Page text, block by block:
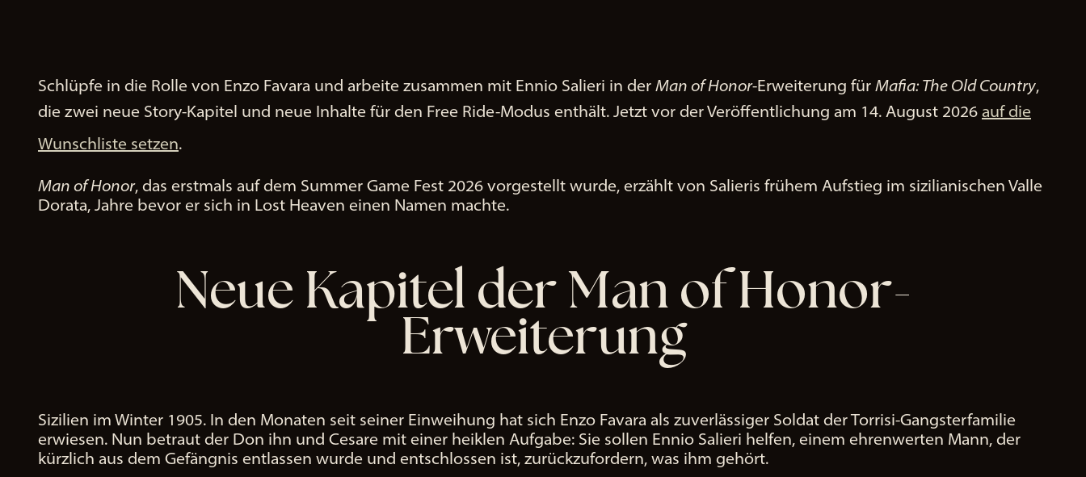
A
c
e
t
&
"Sp
iele
n"
Schlüpfe in die Rolle von Enzo Favara und arbeite zusammen mit Ennio Salieri in der Man of Honor-Erweiterung für Mafia: The Old Country,
die zwei neue Story-Kapitel und neue Inhalte für den Free Ride-Modus enthält. Jetzt vor der Veröffentlichung am 14. August 2026 auf die
Wunschliste setzen.
Man of Honor, das erstmals auf dem Summer Game Fest 2026 vorgestellt wurde, erzählt von Salieris frühem Aufstieg im sizilianischen Valle
Dorata, Jahre bevor er sich in Lost Heaven einen Namen machte.
Neue Kapitel der Man of Honor-
Erweiterung
Sizilien im Winter 1905. In den Monaten seit seiner Einweihung hat sich Enzo Favara als zuverlässiger Soldat der Torrisi-Gangsterfamilie
erwiesen. Nun betraut der Don ihn und Cesare mit einer heiklen Aufgabe: Sie sollen Ennio Salieri helfen, einem ehrenwerten Mann, der
kürzlich aus dem Gefängnis entlassen wurde und entschlossen ist, zurückzufordern, was ihm gehört.